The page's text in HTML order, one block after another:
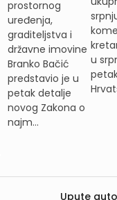
prostornog
uređenja,
graditeljstva i
državne imovine
Branko Bačić
predstavio je u
petak detalje
novog Zakona o
najm...
u
Upute